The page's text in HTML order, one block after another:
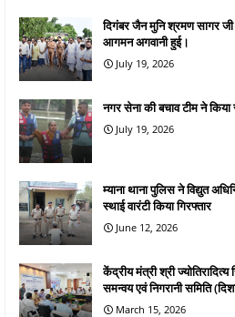
दिगंबर जैन मुनि श्रमण सागर
आगमन अगवानी हुई।
July 19, 2026
नगर सेना की बचाव टीम ने
July 19, 2026
म्याना थाना पुलिस ने विद्युत
स्थाई वारंटी किया गिरफ्तार
June 12, 2026
केंद्रीय मंत्री श्री
समन्वय एवं निगरानी समिति
March 15, 2026